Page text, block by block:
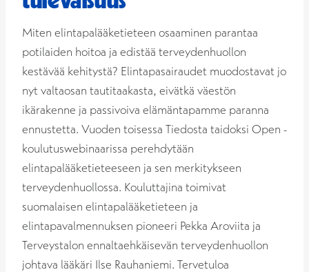
Miten elintapalääketieteen osaaminen parantaa
potilaiden hoitoa ja edistää terveydenhuollon
kestävää kehitystä? Elintapasairaudet muodostavat jo
nyt valtaosan tautitaakasta, eivätkä väestön
ikärakenne ja passivoiva elämäntapamme paranna
ennustetta. Vuoden toisessa Tiedosta taidoksi Open -
koulutuswebinaarissa perehdytään
elintapalääketieteeseen ja sen merkitykseen
terveydenhuollossa. Kouluttajina toimivat
suomalaisen elintapalääketieteen ja
elintapavalmennuksen pioneeri Pekka Aroviita ja
Terveystalon ennaltaehkäisevän terveydenhuollon
johtava lääkäri Ilse Rauhaniemi. Tervetuloa